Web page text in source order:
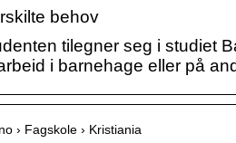
behov
tilegner seg i studiet
i barnehage eller på
› Fagskole › Kristiania